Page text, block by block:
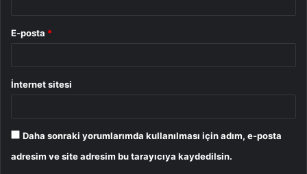
E-posta *
İnternet sitesi
Daha sonraki yorumlarımda kullanılması için adım, e-posta
adresim ve site adresim bu tarayıcıya kaydedilsin.